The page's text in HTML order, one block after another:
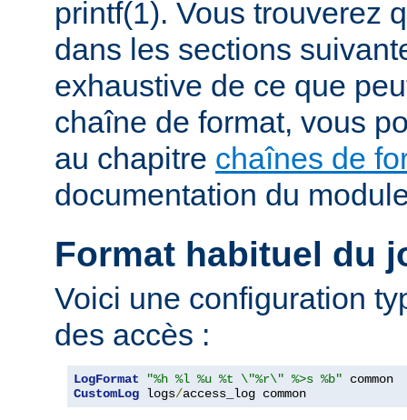
printf(1). Vous trouverez
dans les sections
exhaustive de ce que
chaîne de format, vous
au chapitre chaînes de
documentation du
Format habituel du
Voici une configuration
des accès :
LogFormat "%h %l %u %t \"%r\" %>s %b"
CustomLog logs/access_log common